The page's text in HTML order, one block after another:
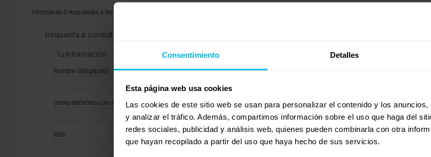
Consentimiento Detalles
Esta página web usa cookies
Las cookies de este sitio web se usan para personalizar el contenido y los
y analizar el tráfico. Además, compartimos información sobre el uso que haga del
redes sociales, publicidad y análisis web, quienes pueden combinarla con otra
que hayan recopilado a partir del uso que haya hecho de sus servicios.
Mostrando 0 respuestas a los debates
Respuesta a: consulta
Tu información:
Nombre (obligatorio):
Correo electrónico (no se publicará) (obligatorio):
Web: